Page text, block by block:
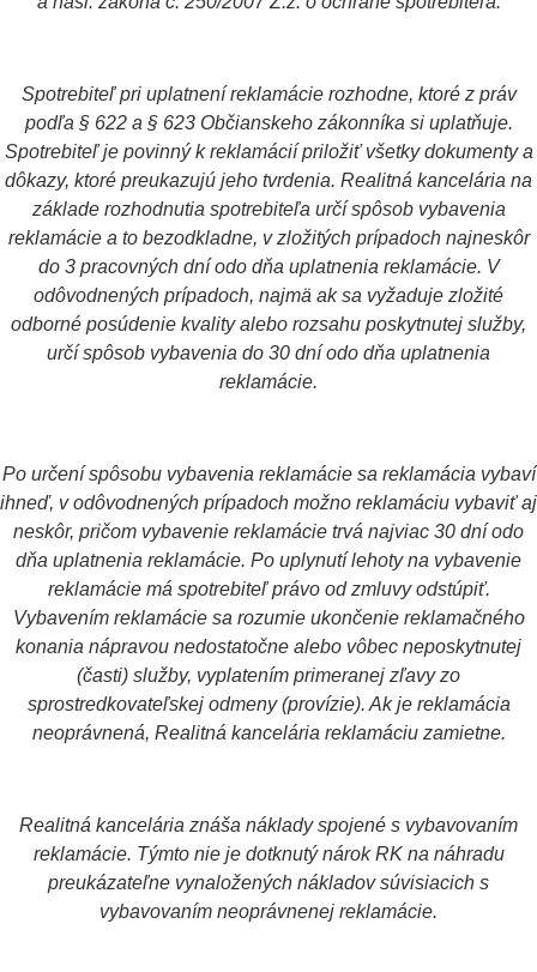
Spotrebiteľ pri uplatnení reklamácie rozhodne, ktoré z práv
podľa § 622 a § 623 Občianskeho zákonníka si uplatňuje.
Spotrebiteľ je povinný k reklamácií priložiť všetky dokumenty a
dôkazy, ktoré preukazujú jeho tvrdenia. Realitná kancelária na
základe rozhodnutia spotrebiteľa určí spôsob vybavenia
reklamácie a to bezodkladne, v zložitých prípadoch najneskôr
do 3 pracovných dní odo dňa uplatnenia reklamácie. V
odôvodnených prípadoch, najmä ak sa vyžaduje zložité
odborné posúdenie kvality alebo rozsahu poskytnutej služby,
určí spôsob vybavenia do 30 dní odo dňa uplatnenia
reklamácie.
Po určení spôsobu vybavenia reklamácie sa reklamácia vybaví
ihneď, v odôvodnených prípadoch možno reklamáciu vybaviť aj
neskôr, pričom vybavenie reklamácie trvá najviac 30 dní odo
dňa uplatnenia reklamácie. Po uplynutí lehoty na vybavenie
reklamácie má spotrebiteľ právo od zmluvy odstúpiť.
Vybavením reklamácie sa rozumie ukončenie reklamačného
konania nápravou nedostatočne alebo vôbec neposkytnutej
(časti) služby, vyplatením primeranej zľavy zo
sprostredkovateľskej odmeny (provízie). Ak je reklamácia
neoprávnená, Realitná kancelária reklamáciu zamietne.
Realitná kancelária znáša náklady spojené s vybavovaním
reklamácie. Týmto nie je dotknutý nárok RK na náhradu
preukázateľne vynaložených nákladov súvisiacich s
vybavovaním neoprávnenej reklamácie.